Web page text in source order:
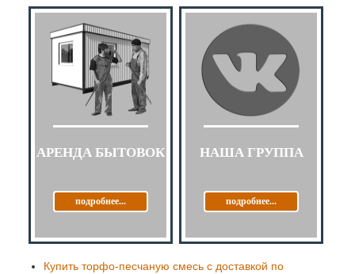
АРЕНДА БЫТОВОК
подробнее...
НАША ГРУППА
подробнее...
Купить торфо-песчаную смесь с доставкой по